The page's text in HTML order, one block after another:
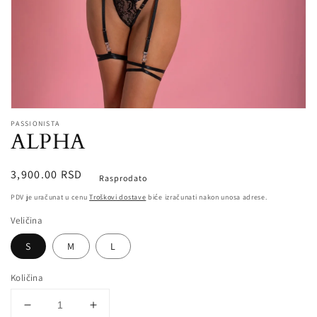
media
in
PASSIONISTA
ALPHA
Redovna
cena
3,900.00 RSD Rasprodato
PDV je uračunat u cenuTroškovi dostave biće izračunati nakon unosa adrese.
Veličina
S M L
Količina
Smanji
Povećaj